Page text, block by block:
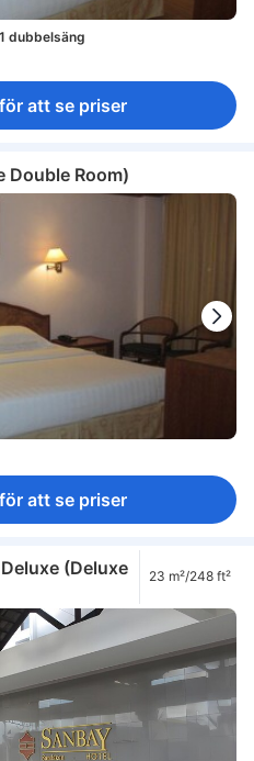
1 dubbelsäng
att se priser
Double Room)
att se priser
(Deluxe
23 m²/248 ft²